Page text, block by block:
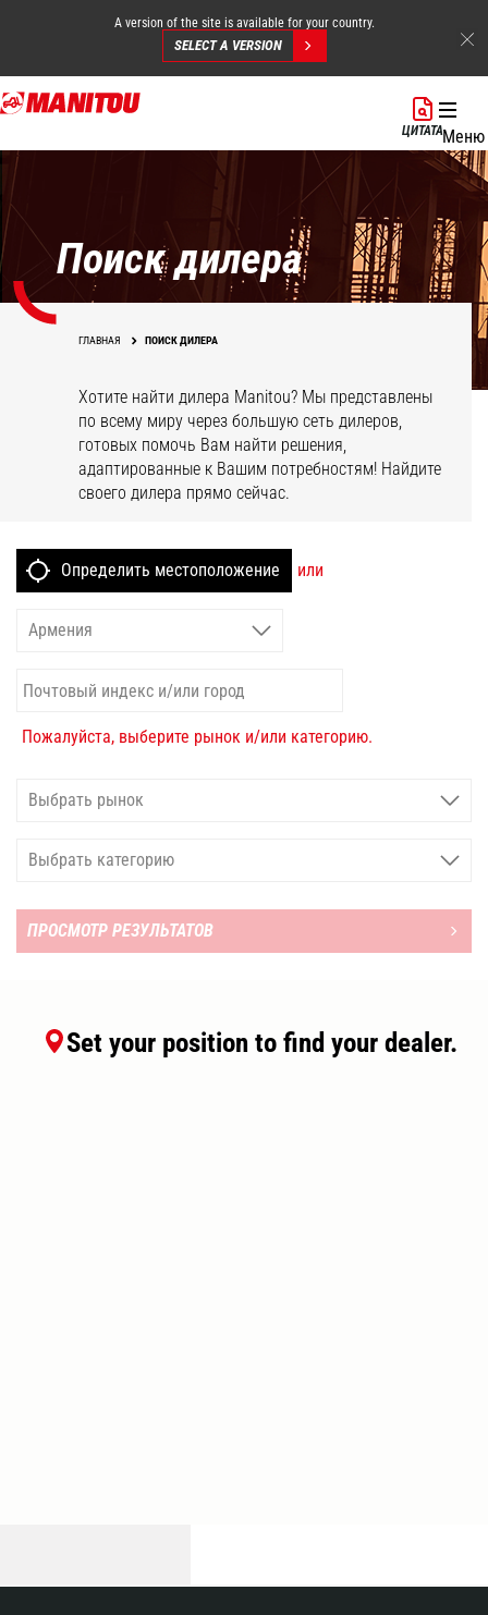
Перейти
к
содержанию
A version of the site is available for your country.
SELECT A VERSION
ЦИТАТАМеню
Поиск дилера
ГЛАВНАЯ ПОИСК ДИЛЕРА
Хотите найти дилера Manitou? Мы представлены
по всему миру через большую сеть дилеров,
готовых помочь Вам найти решения,
адаптированные к Вашим потребностям! Найдите
своего дилера прямо сейчас.
или
Пожалуйста, выберите рынок и/или категорию.
ПРОСМОТР РЕЗУЛЬТАТОВ
Set your position to find your dealer.